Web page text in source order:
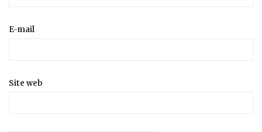
E-mail
Site web